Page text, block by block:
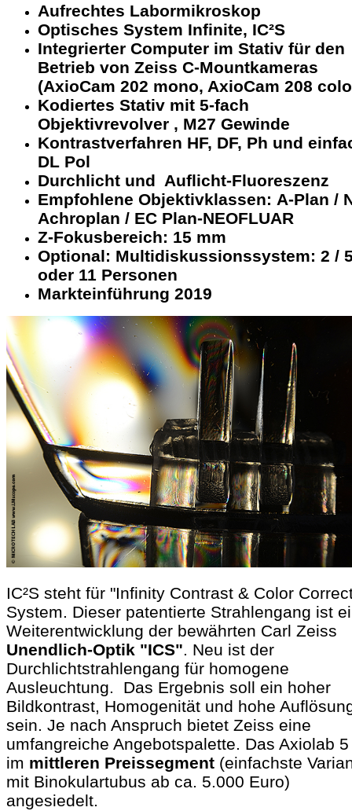
Aufrechtes Labormikroskop
Optisches System Infinite, IC²S
Integrierter Computer im Stativ für den
Betrieb von Zeiss C-Mountkameras
(AxioCam 202 mono, AxioCam 208
Kodiertes Stativ mit 5-fach
Objektivrevolver , M27 Gewinde
Kontrastverfahren HF, DF, Ph und
DL Pol
Durchlicht und Auflicht-Fluoreszenz
Empfohlene Objektivklassen: A-Plan /
Achroplan / EC Plan-NEOFLUAR
Z-Fokusbereich: 15 mm
Optional: Multidiskussionssystem: 2 /
oder 11 Personen
Markteinführung 2019
IC²S steht für "Infinity Contrast & Color
System. Dieser patentierte Strahlengang ist
Weiterentwicklung der bewährten Carl Zeiss
Unendlich-Optik "ICS". Neu ist der
Durchlichtstrahlengang für homogene
Ausleuchtung. Das Ergebnis soll ein hoher
Bildkontrast, Homogenität und hohe
sein. Je nach Anspruch bietet Zeiss eine
umfangreiche Angebotspalette. Das Axiolab
im mittleren Preissegment (einfachste
mit Binokulartubus ab ca. 5.000 Euro)
angesiedelt.